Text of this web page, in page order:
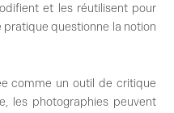
et les réutilisent pour
questionne la notion
comme un outil de critique
les photographies peuvent